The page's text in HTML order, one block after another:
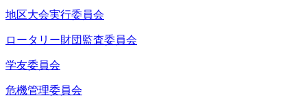
地区大会実行委員会
ロータリー財団監査委員会
学友委員会
危機管理委員会